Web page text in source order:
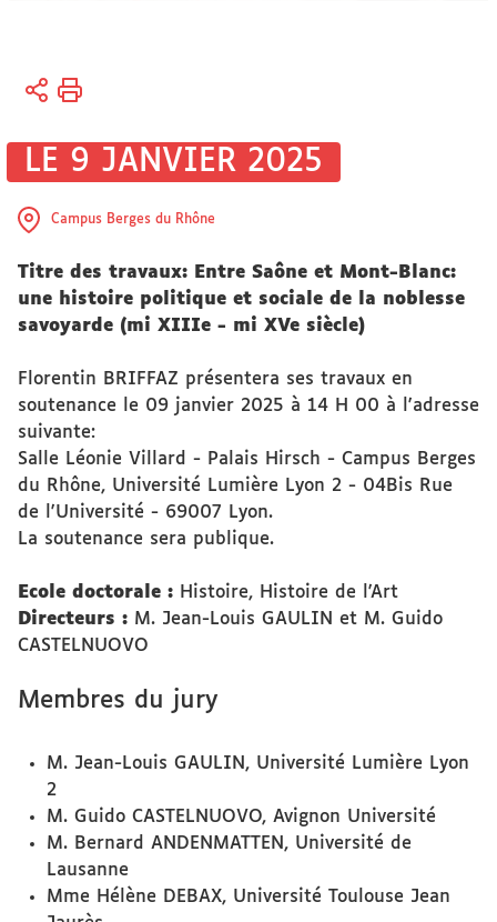
Vous
Accueil
de la
recherche
LE 9 JANVIER 2025
Campus Berges du Rhône
Titre des travaux: Entre Saône et Mont-Blanc:
une histoire politique et sociale de la noblesse
savoyarde (mi XIIIe - mi XVe siècle)
Florentin BRIFFAZ présentera ses travaux en
soutenance le 09 janvier 2025 à 14 H 00 à l'adresse
suivante:
Salle Léonie Villard - Palais Hirsch - Campus Berges
du Rhône, Université Lumière Lyon 2 - 04Bis Rue
de l'Université - 69007 Lyon.
La soutenance sera publique.
Ecole doctorale : Histoire, Histoire de l'Art
Directeurs : M. Jean-Louis GAULIN et M. Guido
CASTELNUOVO
Membres du jury
M. Jean-Louis GAULIN, Université Lumière Lyon
2
M. Guido CASTELNUOVO, Avignon Université
M. Bernard ANDENMATTEN, Université de
Lausanne
Mme Hélène DEBAX, Université Toulouse Jean